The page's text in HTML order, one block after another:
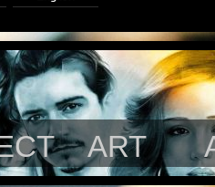
ART